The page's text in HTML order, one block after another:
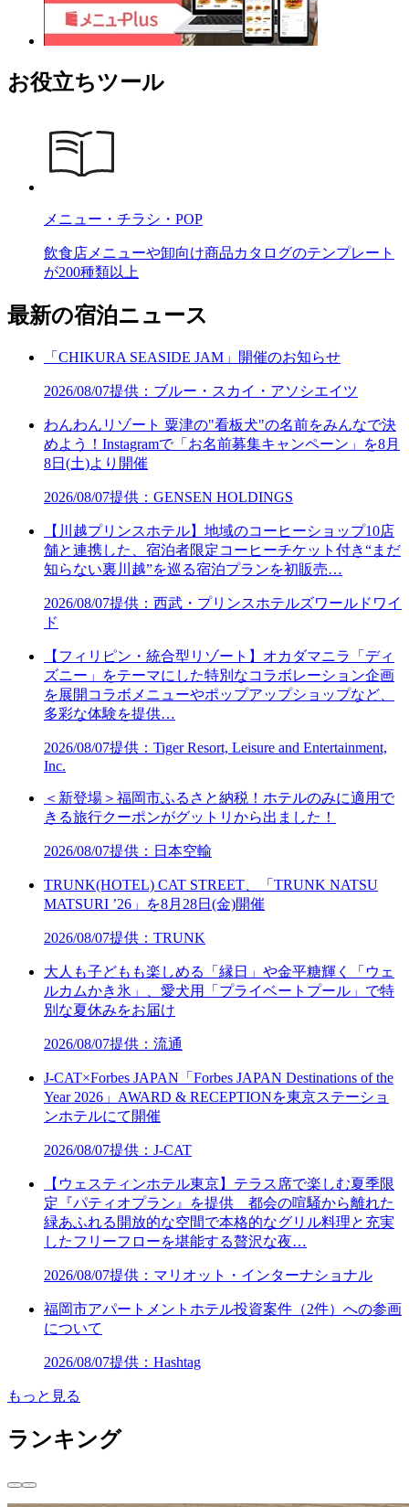
お役立ちツール
メニュー・チラシ・POP
飲食店メニューや卸向け商品カタログのテンプレート
が200種類以上
最新の宿泊ニュース
「CHIKURA SEASIDE JAM」開催のお知らせ
2026/08/07提供：ブルー・スカイ・アソシエイツ
わんわんリゾート 粟津の"看板犬"の名前をみんなで決
めよう！Instagramで「お名前募集キャンペーン」を8月
8日(土)より開催
2026/08/07提供：GENSEN HOLDINGS
【川越プリンスホテル】地域のコーヒーショップ10店
舗と連携した、宿泊者限定コーヒーチケット付き“まだ
知らない裏川越”を巡る宿泊プランを初販売…
2026/08/07提供：西武・プリンスホテルズワールドワイ
ド
【フィリピン・統合型リゾート】オカダマニラ「ディ
ズニー」をテーマにした特別なコラボレーション企画
を展開コラボメニューやポップアップショップなど、
多彩な体験を提供…
2026/08/07提供：Tiger Resort, Leisure and Entertainment,
Inc.
＜新登場＞福岡市ふるさと納税！ホテルのみに適用で
きる旅行クーポンがグットリから出ました！
2026/08/07提供：日本空輸
TRUNK(HOTEL) CAT STREET、「TRUNK NATSU
MATSURI ’26」を8月28日(金)開催
2026/08/07提供：TRUNK
大人も子どもも楽しめる「縁日」や金平糖輝く「ウェ
ルカムかき氷」、愛犬用「プライベートプール」で特
別な夏休みをお届け
2026/08/07提供：流通
J-CAT×Forbes JAPAN「Forbes JAPAN Destinations of the
Year 2026」AWARD & RECEPTIONを東京ステーショ
ンホテルにて開催
2026/08/07提供：J-CAT
【ウェスティンホテル東京】テラス席で楽しむ夏季限
定『パティオプラン』を提供 都会の喧騒から離れた
緑あふれる開放的な空間で本格的なグリル料理と充実
したフリーフローを堪能する贅沢な夜…
2026/08/07提供：マリオット・インターナショナル
福岡市アパートメントホテル投資案件（2件）への参画
について
2026/08/07提供：Hashtag
もっと見る
ランキング